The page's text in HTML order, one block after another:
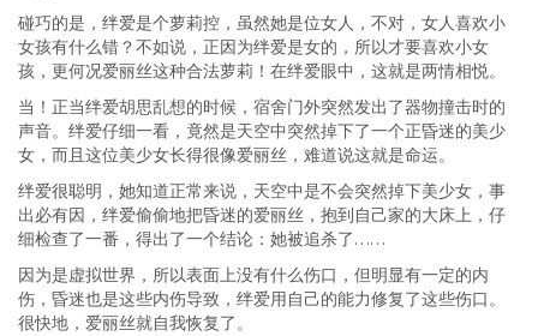
碰巧的是，绊爱是个萝莉控，虽然她是位女人，不对，女人喜欢小
女孩有什么错？不如说，正因为绊爱是女的，所以才要喜欢小女
孩，更何况爱丽丝这种合法萝莉！在绊爱眼中，这就是两情相悦。
当！正当绊爱胡思乱想的时候，宿舍门外突然发出了器物撞击时的
声音。绊爱仔细一看，竟然是天空中突然掉下了一个正昏迷的美少
女，而且这位美少女长得很像爱丽丝，难道说这就是命运。
绊爱很聪明，她知道正常来说，天空中是不会突然掉下美少女，事
出必有因，绊爱偷偷地把昏迷的爱丽丝，抱到自己家的大床上，仔
细检查了一番，得出了一个结论：她被追杀了……
因为是虚拟世界，所以表面上没有什么伤口，但明显有一定的内
伤，昏迷也是这些内伤导致，绊爱用自己的能力修复了这些伤口。
很快地，爱丽丝就自我恢复了。